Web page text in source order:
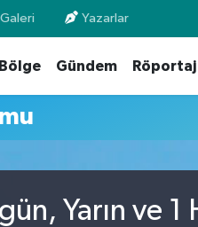
Yazarlar
Bölge Gündem Röportaj
Yarın ve